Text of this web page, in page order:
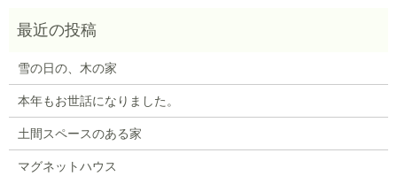
雪の日の、木の家
本年もお世話になりました。
土間スペースのある家
マグネットハウス